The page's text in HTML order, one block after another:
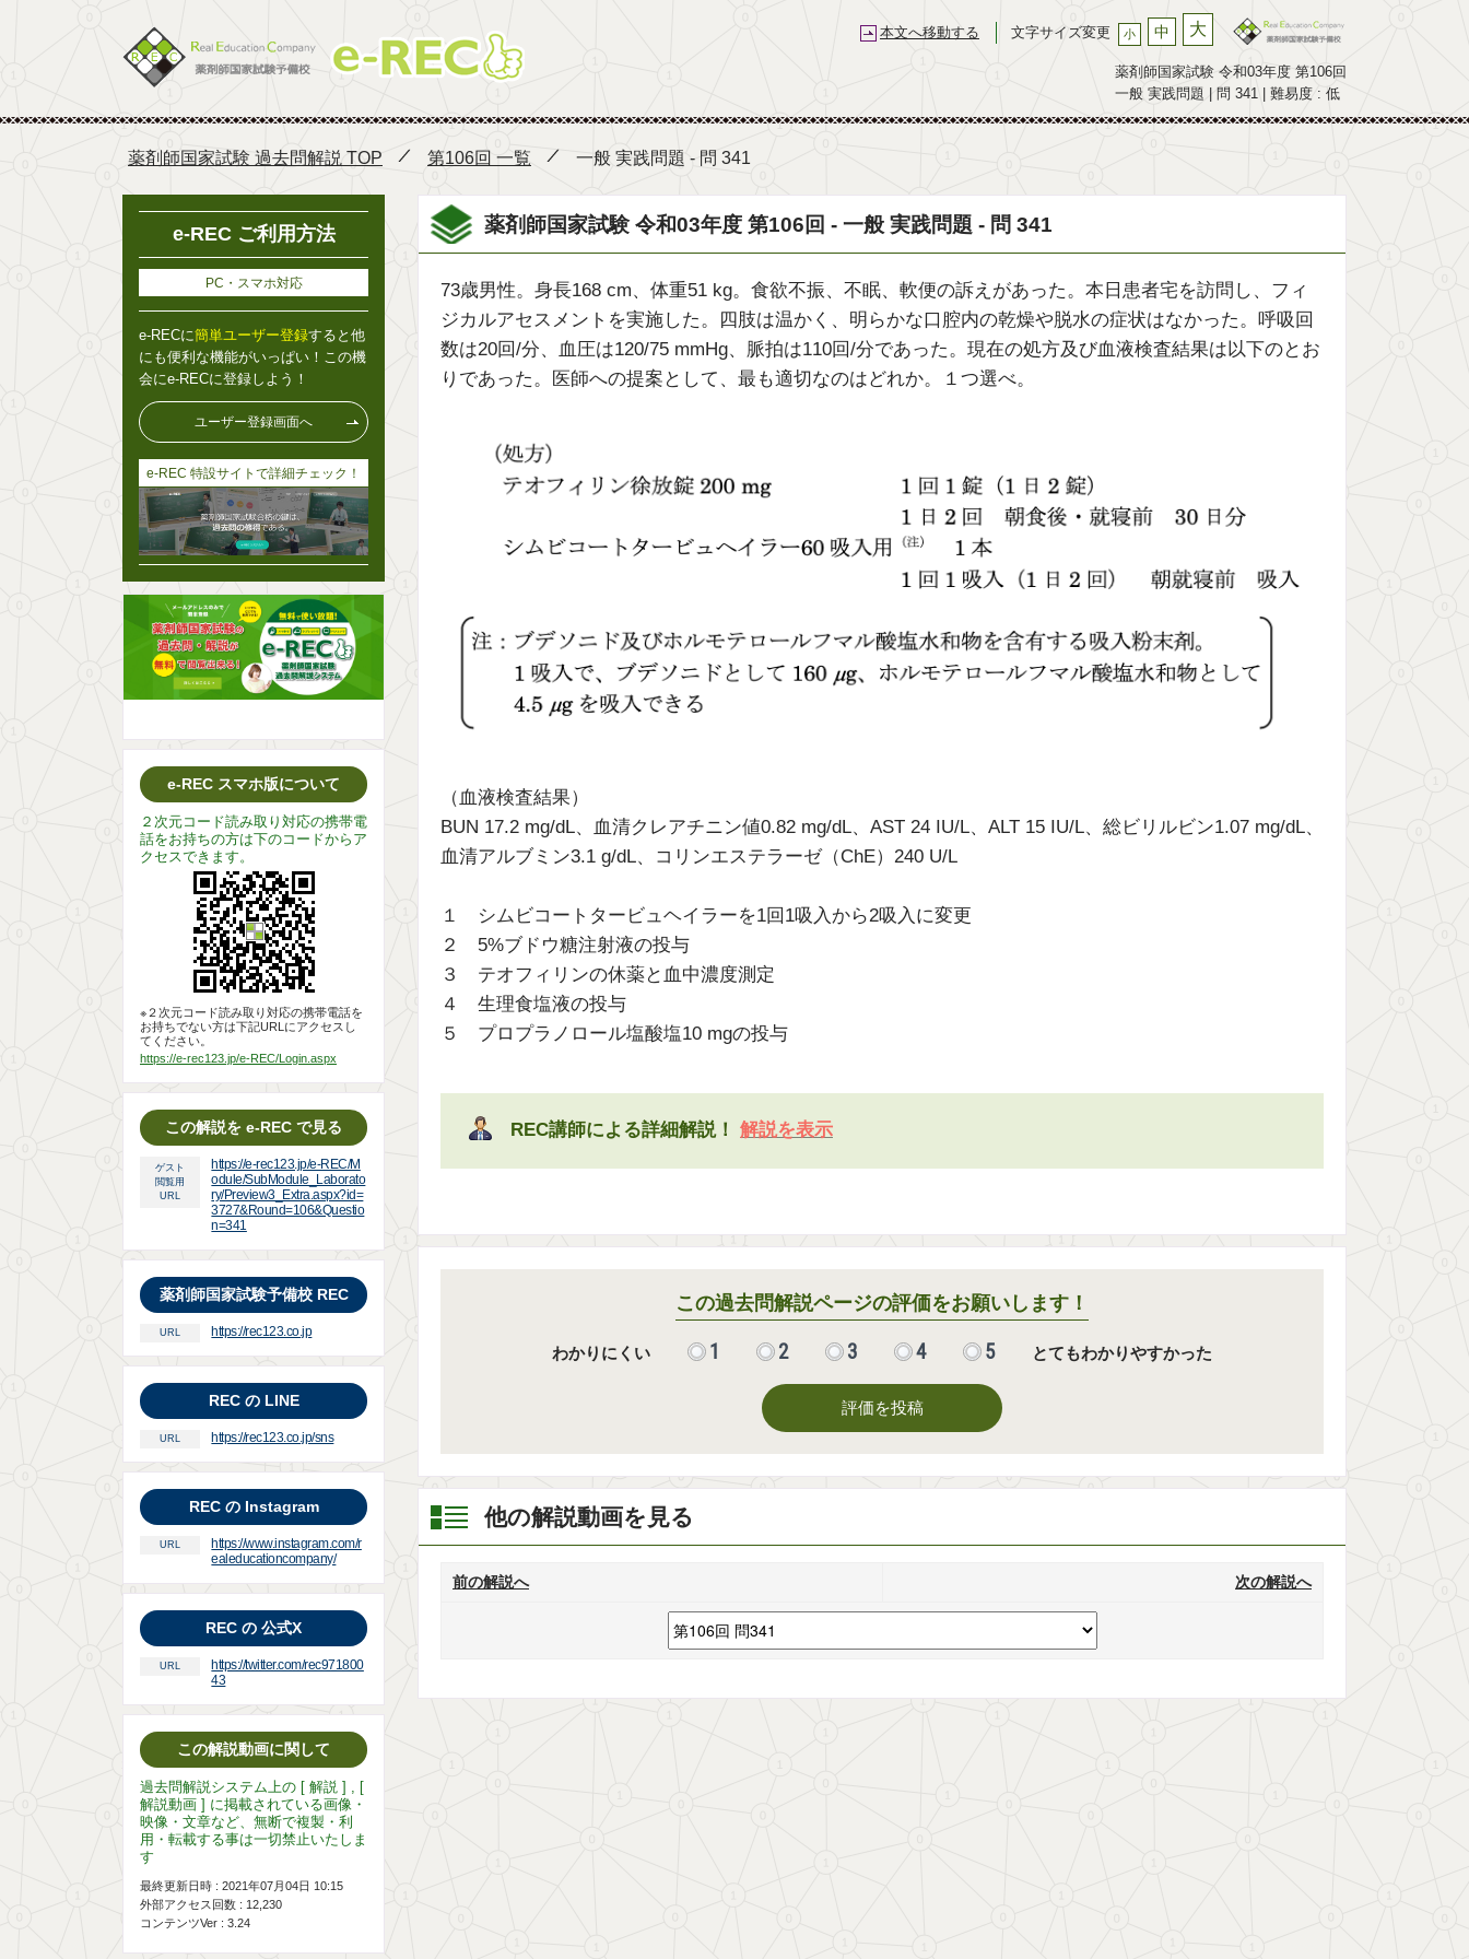
本文へ移動する 文字サイズ変更 小 中 大
薬剤師国家試験 令和03年度 第106回
一般 実践問題 | 問 341 | 難易度 : 低
薬剤師国家試験 過去問解説 TOP 第106回 一覧 一般 実践問題 - 問 341
薬剤師国家試験 令和03年度 第106回 - 一般 実践問題 - 問 341
73歳男性。身長168 cm、体重51 kg。食欲不振、不眠、軟便の訴えがあった。本日患者宅を訪問し、フィ
ジカルアセスメントを実施した。四肢は温かく、明らかな口腔内の乾燥や脱水の症状はなかった。呼吸回
数は20回/分、血圧は120/75 mmHg、脈拍は110回/分であった。現在の処方及び血液検査結果は以下のとお
りであった。医師への提案として、最も適切なのはどれか。１つ選べ。
（血液検査結果）
BUN 17.2 mg/dL、血清クレアチニン値0.82 mg/dL、AST 24 IU/L、ALT 15 IU/L、総ビリルビン1.07 mg/dL、
血清アルブミン3.1 g/dL、コリンエステラーゼ（ChE）240 U/L
１ シムビコートタービュヘイラーを1回1吸入から2吸入に変更
２ 5%ブドウ糖注射液の投与
３ テオフィリンの休薬と血中濃度測定
４ 生理食塩液の投与
５ プロプラノロール塩酸塩10 mgの投与
REC講師による詳細解説！ 解説を表示
この過去問解説ページの評価をお願いします！
わかりにくい 1 2 3 4 5 とてもわかりやすかった
評価を投稿
他の解説動画を見る
前の解説へ 次の解説へ
e-REC ご利用方法
PC・スマホ対応
e-RECに簡単ユーザー登録すると他
にも便利な機能がいっぱい！この機
会にe-RECに登録しよう！
ユーザー登録画面へ
e-REC 特設サイトで詳細チェック！
e-REC スマホ版について
２次元コード読み取り対応の携帯電
話をお持ちの方は下のコードからア
クセスできます。
※２次元コード読み取り対応の携帯電話を
お持ちでない方は下記URLにアクセスし
てください。
https://e-rec123.jp/e-REC/Login.aspx
この解説を e-REC で見る
ゲスト
閲覧用
URL
https://e-rec123.jp/e-REC/M
odule/SubModule_Laborato
ry/Preview3_Extra.aspx?id=
3727&Round=106&Questio
n=341
薬剤師国家試験予備校 REC
URL https://rec123.co.jp
REC の LINE
URL https://rec123.co.jp/sns
REC の Instagram
URL
https://www.instagram.com/r
ealeducationcompany/
REC の 公式X
URL
https://twitter.com/rec971800
43
この解説動画に関して
過去問解説システム上の [ 解説 ] , [
解説動画 ] に掲載されている画像・
映像・文章など、無断で複製・利
用・転載する事は一切禁止いたしま
す
最終更新日時 : 2021年07月04日 10:15
外部アクセス回数 : 12,230
コンテンツVer : 3.24